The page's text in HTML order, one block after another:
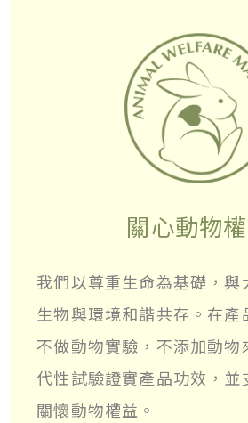
關心動物
我們以尊重生命為基礎，與
生物與環境和諧共存。在產
不做動物實驗，不添加動物
代性試驗證實產品功效，並
關懷動物權益。